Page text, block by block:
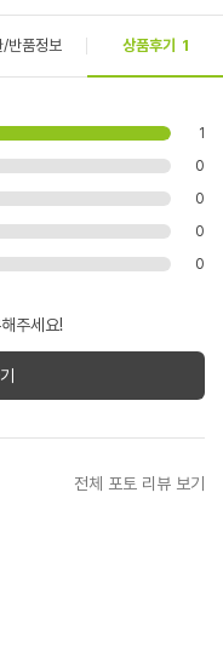
/반품정보 상품후기 1
1
0
0
0
0
주세요!
전체 포토 리뷰 보기